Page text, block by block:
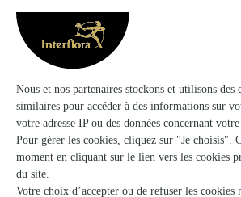
Passiflore
Friville Escarbotin
★★
59, rue Henri Barbusse